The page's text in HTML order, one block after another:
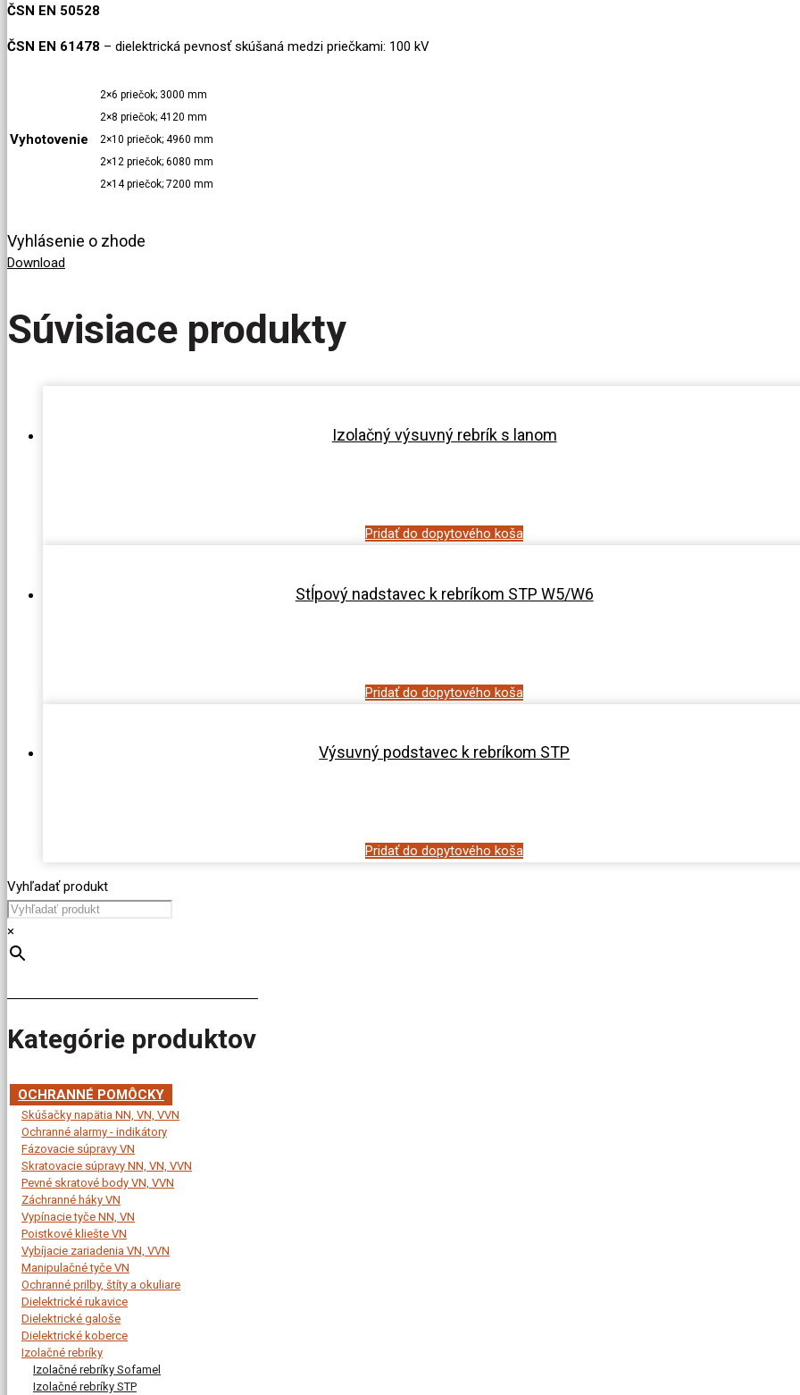
ČSN EN 50528
ČSN EN 61478 – dielektrická pevnosť skúšaná medzi priečkami: 100 kV
Vyhotovenie
2×6 priečok; 3000 mm
2×8 priečok; 4120 mm
2×10 priečok; 4960 mm
2×12 priečok; 6080 mm
2×14 priečok; 7200 mm
Vyhlásenie o zhode
Download
Súvisiace produkty
Izolačný výsuvný rebrík s lanom
Pridať do dopytového koša
Stĺpový nadstavec k rebríkom STP W5/W6
Pridať do dopytového koša
Výsuvný podstavec k rebríkom STP
Pridať do dopytového koša
Vyhľadať produkt
×
Kategórie produktov
OCHRANNÉ POMÔCKY
Skúšačky napätia NN, VN, VVN
Ochranné alarmy - indikátory
Fázovacie súpravy VN
Skratovacie súpravy NN, VN, VVN
Pevné skratové body VN, VVN
Záchranné háky VN
Vypínacie tyče NN, VN
Poistkové kliešte VN
Vybíjacie zariadenia VN, VVN
Manipulačné tyče VN
Ochranné prilby, štíty a okuliare
Dielektrické rukavice
Dielektrické galoše
Dielektrické koberce
Izolačné rebríky
Izolačné rebríky Sofamel
Izolačné rebríky STP